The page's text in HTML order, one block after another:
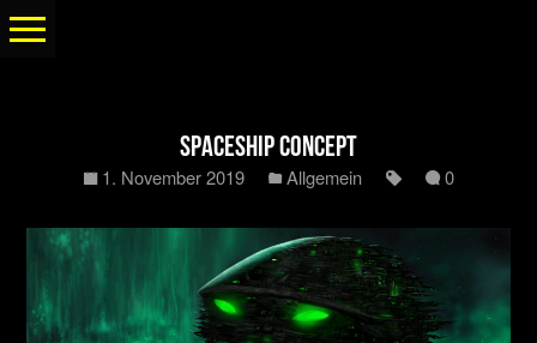
Spaceship Concept
1. November 2019 Allgemein 0